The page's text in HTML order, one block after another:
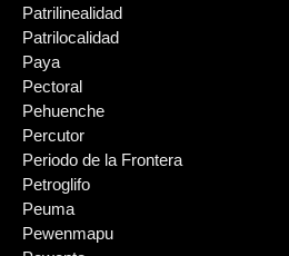
Patrilinealidad
Patrilocalidad
Paya
Pectoral
Pehuenche
Percutor
Periodo de la Frontera
Petroglifo
Peuma
Pewenmapu